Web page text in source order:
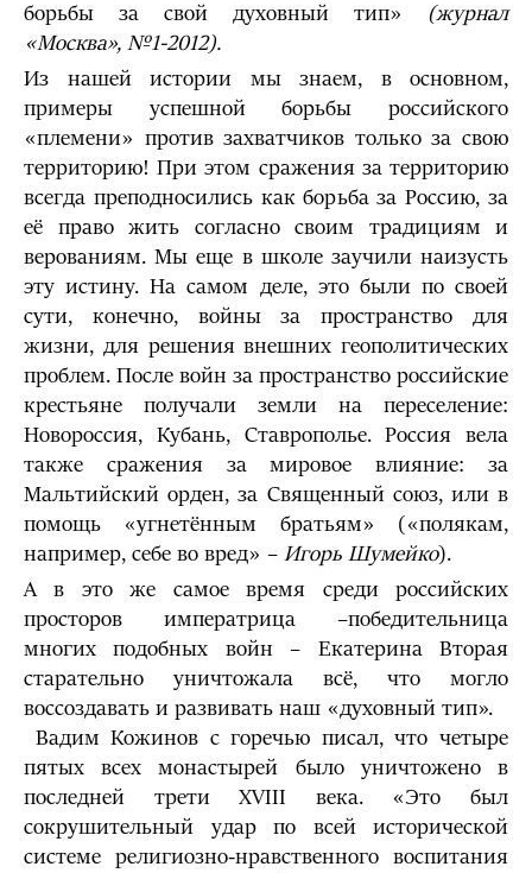
борьбы за свой духовный тип» (журнал
«Москва», №1-2012).
Из нашей истории мы знаем, в основном,
примеры успешной борьбы российского
«племени» против захватчиков только за свою
территорию! При этом сражения за территорию
всегда преподносились как борьба за Россию, за
её право жить согласно своим традициям и
верованиям. Мы еще в школе заучили наизусть
эту истину. На самом деле, это были по своей
сути, конечно, войны за пространство для
жизни, для решения внешних геополитических
проблем. После войн за пространство российские
крестьяне получали земли на переселение:
Новороссия, Кубань, Ставрополье. Россия вела
также сражения за мировое влияние: за
Мальтийский орден, за Священный союз, или в
помощь «угнетённым братьям» («полякам,
например, себе во вред» – Игорь Шумейко).
А в это же самое время среди российских
просторов императрица –победительница
многих подобных войн – Екатерина Вторая
старательно уничтожала всё, что могло
воссоздавать и развивать наш «духовный тип».
Вадим Кожинов с горечью писал, что четыре
пятых всех монастырей было уничтожено в
последней трети XVIII века. «Это был
сокрушительный удар по всей исторической
системе религиозно-нравственного воспитания